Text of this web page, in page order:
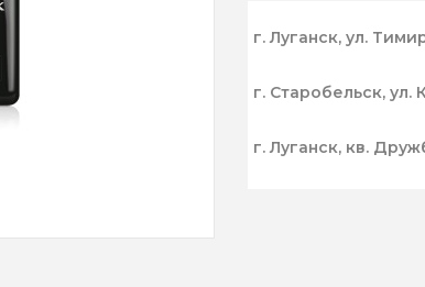
г. Луганск, ул.
г. Старобельск, ул.
г. Луганск, кв.